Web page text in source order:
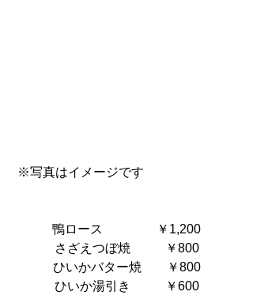
※写真はイメージです
鴨ロース　   　  　￥1,200
さざえつぼ焼           ￥800
ひいかバター焼        ￥800
ひいか湯引き           ￥600